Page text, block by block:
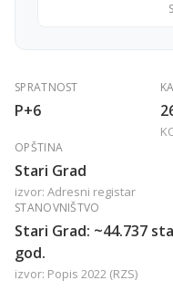
SPRATNOST
P+6
OPŠTINA
Stari Grad
izvor: Adresni registar
STANOVNIŠTVO
Stari Grad: ~44.737
god.
izvor: Popis 2022 (RZS)